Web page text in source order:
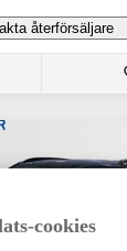
återförsäljare
cookies